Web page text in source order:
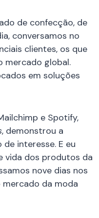
de confecção, de
conversamos no
clientes, os que
mercado global.
em soluções
e Spotify,
, demonstrou a
interesse. E eu
vida dos produtos da
nove dias nos
da moda